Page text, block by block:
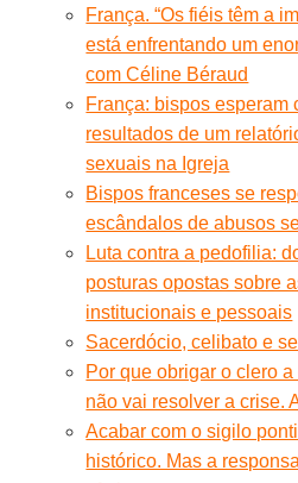
França. “Os fiéis têm a
está enfrentando um
com Céline Béraud
França: bispos esperam
resultados de um
sexuais na Igreja
Bispos franceses se
escândalos de abusos
Luta contra a pedofilia:
posturas opostas sobre
institucionais e pessoais
Sacerdócio, celibato e
Por que obrigar o clero
não vai resolver a crise.
Acabar com o sigilo
histórico. Mas a